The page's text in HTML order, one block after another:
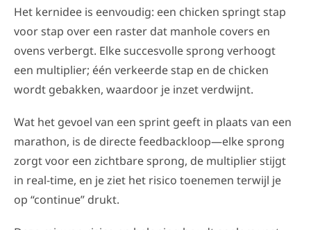
Het kernidee is eenvoudig: een chicken springt stap
voor stap over een raster dat manhole covers en
ovens verbergt. Elke succesvolle sprong verhoogt
een multiplier; één verkeerde stap en de chicken
wordt gebakken, waardoor je inzet verdwijnt.
Wat het gevoel van een sprint geeft in plaats van een
marathon, is de directe feedbackloop—elke sprong
zorgt voor een zichtbare sprong, de multiplier stijgt
in real-time, en je ziet het risico toenemen terwijl je
op “continue” drukt.